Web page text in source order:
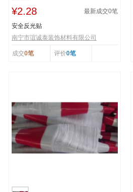
¥2.28 最新成交0笔
安全反光贴
南宁市谊诚泰装饰材料有限公司
成交0笔 评价0笔